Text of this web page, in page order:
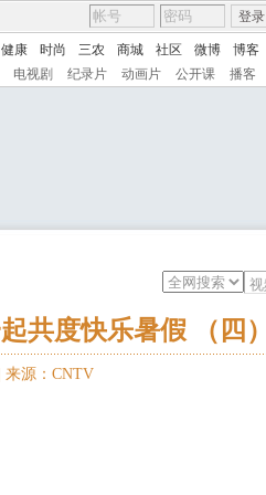
登录
健康 时尚 三农 商城 社区 微博 博客
电视剧 纪录片 动画片 公开课 播客
共度快乐暑假 （四）
来源：CNTV